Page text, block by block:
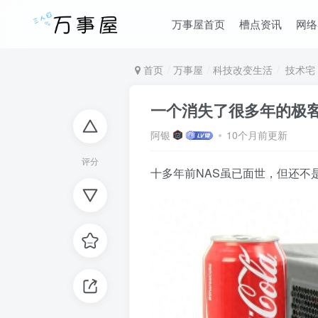
万事屋首页 槽点资讯 网
评分
首页 万事屋 科技改变生活 技术宅
一个消失了很多年的极
阿银 10个月前更新
十多年前NAS虽已面世，但还